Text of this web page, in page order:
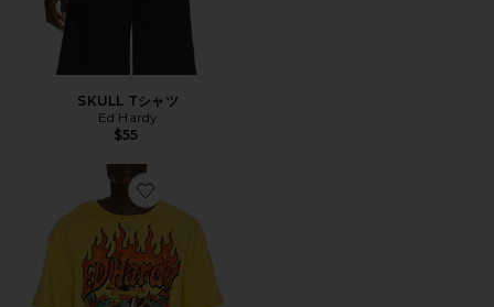
SKULL Tシャツ
Ed Hardy
$55
Favorite DRAGONS Tシャツ